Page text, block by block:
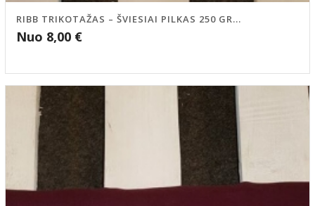
RIBB TRIKOTAŽAS – ŠVIESIAI PILKAS 250 GR...
Nuo 8,00 €